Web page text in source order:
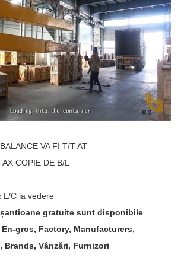
VA FI T/T AT
COPIE DE B/L
L/C la vedere
gratuite sunt disponibile
gros, Factory, Manufacturers,
Brands, Vânzări, Furnizori